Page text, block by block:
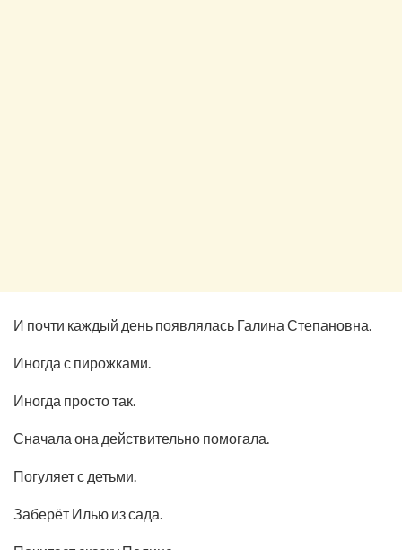
И почти каждый день появлялась Галина Степановна.
Иногда с пирожками.
Иногда просто так.
Сначала она действительно помогала.
Погуляет с детьми.
Заберёт Илью из сада.